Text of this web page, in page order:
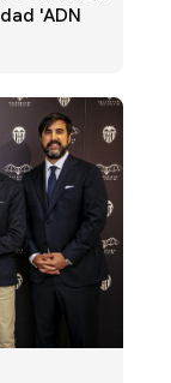
'ADN